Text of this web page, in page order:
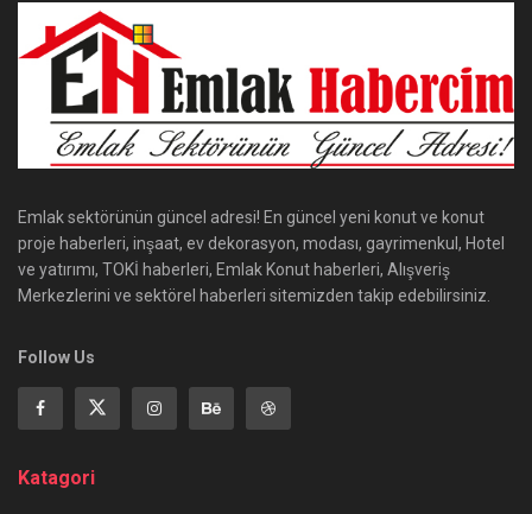
Emlak sektörünün güncel adresi! En güncel yeni konut ve konut
proje haberleri, inşaat, ev dekorasyon, modası, gayrimenkul, Hotel
ve yatırımı, TOKİ haberleri, Emlak Konut haberleri, Alışveriş
Merkezlerini ve sektörel haberleri sitemizden takip edebilirsiniz.
Follow Us
Katagori